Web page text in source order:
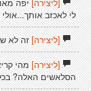
[ליצירה]יפה
לי לאכזב
[ליצירה]זה לא
[ליצירה]מהי
הסלאשים האלה?